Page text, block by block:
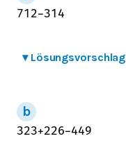
71 2−31 4
▾ Lösungsvorschlag
323+226−449